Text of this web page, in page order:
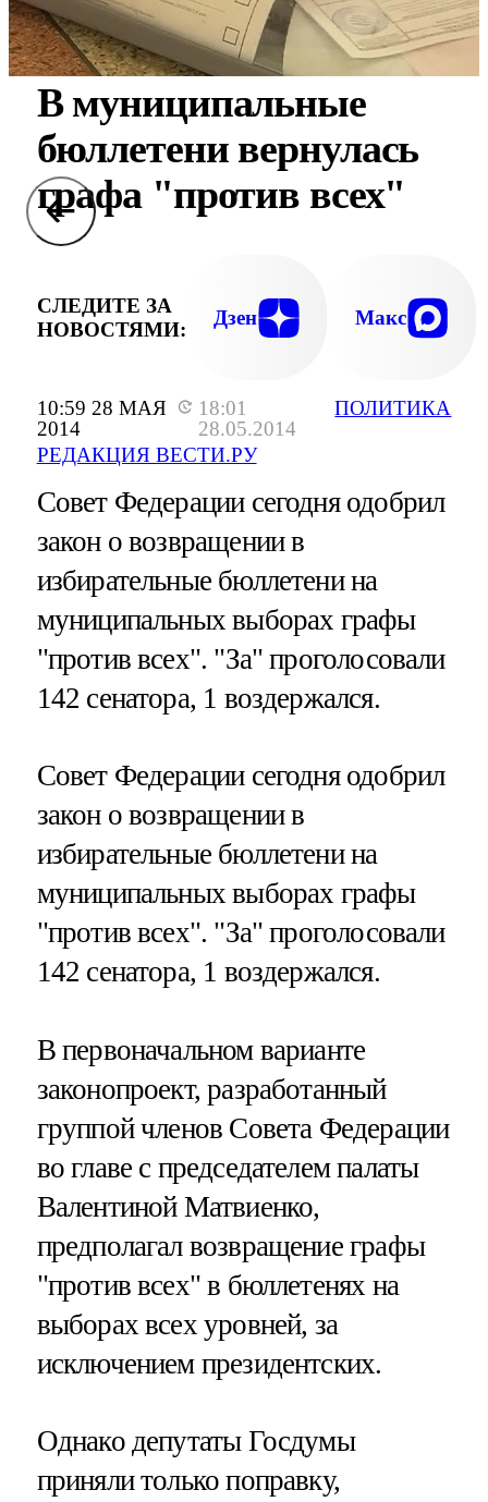
10:59 28 МАЯ
2014
18:01
28.05.2014
РЕДАКЦИЯ ВЕСТИ.РУ
ПОЛИТИКА
В муниципальные
бюллетени вернулась
графа "против всех"
СЛЕДИТЕ ЗА
НОВОСТЯМИ:
Дзен Макс
Совет Федерации сегодня одобрил
закон о возвращении в
избирательные бюллетени на
муниципальных выборах графы
"против всех". "За" проголосовали
142 сенатора, 1 воздержался.
Совет Федерации сегодня одобрил
закон о возвращении в
избирательные бюллетени на
муниципальных выборах графы
"против всех". "За" проголосовали
142 сенатора, 1 воздержался.
В первоначальном варианте
законопроект, разработанный
группой членов Совета Федерации
во главе с председателем палаты
Валентиной Матвиенко,
предполагал возвращение графы
"против всех" в бюллетенях на
выборах всех уровней, за
исключением президентских.
Однако депутаты Госдумы
приняли только поправку,